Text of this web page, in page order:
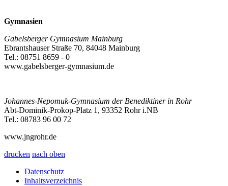
Gymnasien
Gabelsberger Gymnasium Mainburg
Ebrantshauser Straße 70, 84048 Mainburg
Tel.: 08751 8659 - 0
www.gabelsberger-gymnasium.de
Johannes-Nepomuk-Gymnasium der Benediktiner in Rohr
Abt-Dominik-Prokop-Platz 1, 93352 Rohr i.NB
Tel.: 08783 96 00 72
www.jngrohr.de
drucken nach oben
Datenschutz
Inhaltsverzeichnis